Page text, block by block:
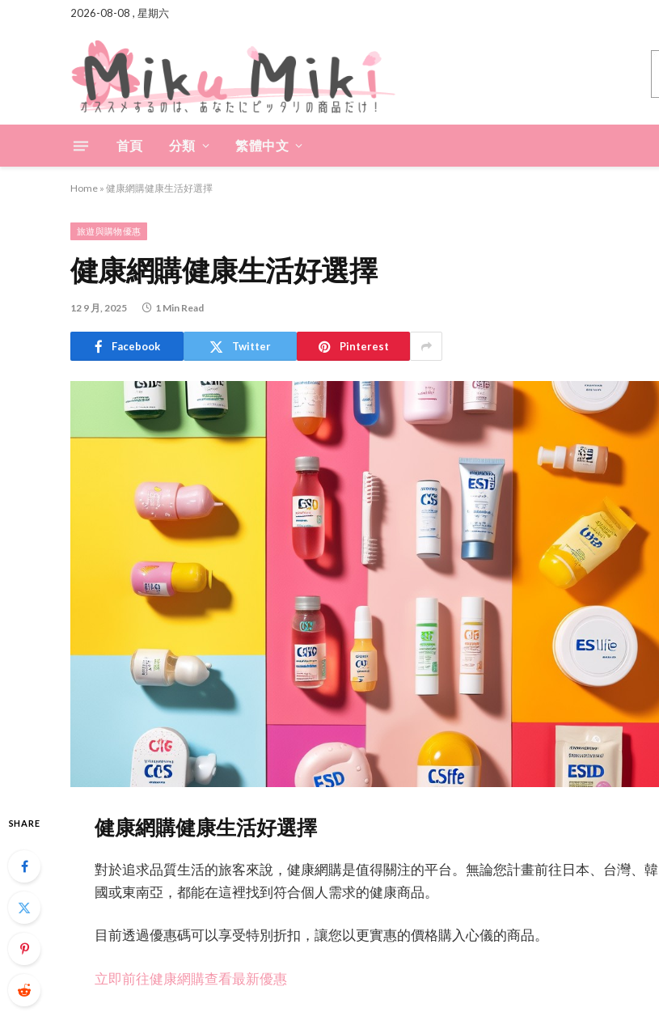
2026-08-08 , 星期六
首頁 分類 繁體中文
Home » 健康網購健康生活好選擇
旅遊與購物優惠
健康網購健康生活好選擇
12 9 月, 2025 1 Min Read
Facebook Twitter Pinterest
SHARE 健康網購健康生活好選擇
對於追求品質生活的旅客來說，健康網購是值得關注的平台。無論您計畫前往日本、台灣、韓
國或東南亞，都能在這裡找到符合個人需求的健康商品。
目前透過優惠碼可以享受特別折扣，讓您以更實惠的價格購入心儀的商品。
立即前往健康網購查看最新優惠